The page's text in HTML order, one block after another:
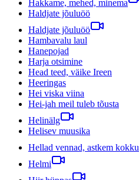
Hakkame, mehed, minema
Haldjate jõuluöö
Haldjate jõuluöö
Hambavalu laul
Hanepojad
Harja otsimine
Head teed, väike Ireen
Heeringas
Hei viska viina
Hei-jah meil tuleb tõusta
Helinälg
Helisev muusika
Hellad vennad, astkem kokku
Helmi